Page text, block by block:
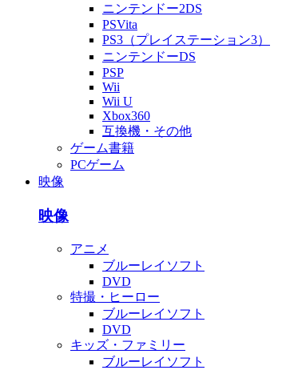
ニンテンドー2DS
PSVita
PS3（プレイステーション3）
ニンテンドーDS
PSP
Wii
Wii U
Xbox360
互換機・その他
ゲーム書籍
PCゲーム
映像
映像
アニメ
ブルーレイソフト
DVD
特撮・ヒーロー
ブルーレイソフト
DVD
キッズ・ファミリー
ブルーレイソフト